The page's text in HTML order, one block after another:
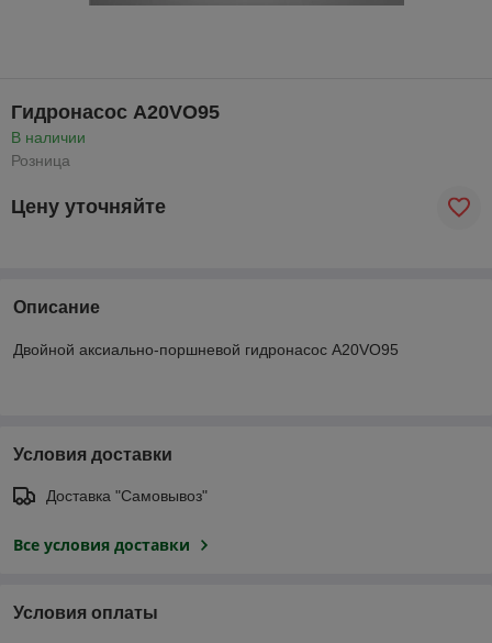
Гидронасос A20VO95
В наличии
Розница
Цену уточняйте
Описание
Двойной аксиально-поршневой гидронасос A20VO95
Условия доставки
Доставка "Самовывоз"
Все условия доставки
Условия оплаты